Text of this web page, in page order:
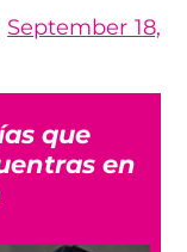
September 18,
que
en